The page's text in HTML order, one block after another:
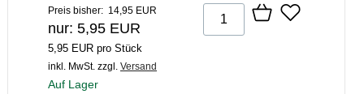
Preis bisher: 14,95 EUR
nur: 5,95 EUR
5,95 EUR pro Stück
inkl. MwSt. zzgl. Versand
Auf Lager